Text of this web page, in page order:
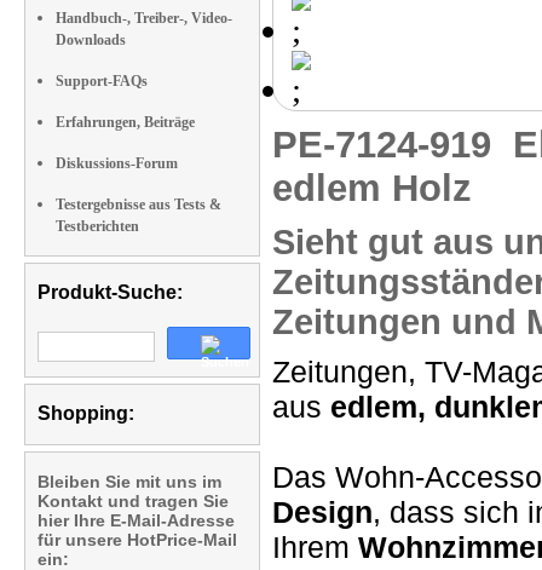
Handbuch-, Treiber-, Video-
Downloads
Support-FAQs
Erfahrungen, Beiträge
Diskussions-Forum
Testergebnisse aus Tests &
Testberichten
Produkt-Suche:
Shopping:
Bleiben Sie mit uns im
Kontakt und tragen Sie
hier Ihre E-Mail-Adresse
für unsere HotPrice-Mail
ein:
PE-7124-919
edlem Holz
Sieht gut aus
Zeitungen und
Zeitungen, TV-
aus edlem,
Das Wohn-
Design, dass sich
Ihrem